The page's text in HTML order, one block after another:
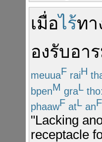
เมื่อไร้ทา
องรับอา
meuuaF raiH
bpenM graL
phaawF atL anF
"Lacking
receptacle